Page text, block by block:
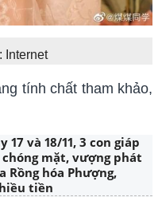
Internet
tính chất tham khảo,
17 và 18/11, 3 con giáp
mặt, vượng phát
Rồng hóa Phượng,
tiền